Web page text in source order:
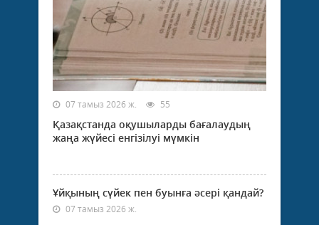
07 тамыз 2026 ж. 55
Қазақстанда оқушыларды бағалаудың
жаңа жүйесі енгізілуі мүмкін
Ұйқының сүйек пен буынға әсері қандай?
07 тамыз 2026 ж.